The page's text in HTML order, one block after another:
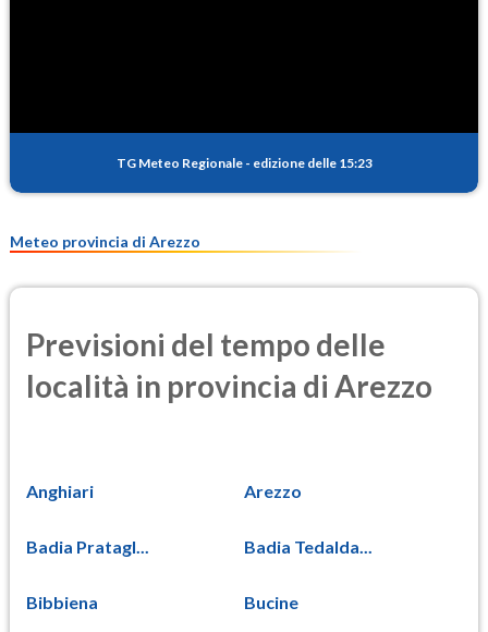
PM25
TG Meteo Regionale - edizione delle 15:23
Meteo provincia di Arezzo
Previsioni del tempo delle
località in provincia di Arezzo
Anghiari Arezzo
Badia Pratagl... Badia Tedalda...
Bibbiena Bucine